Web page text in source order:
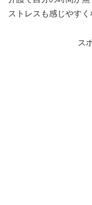
ストレスも感じやすく
ス